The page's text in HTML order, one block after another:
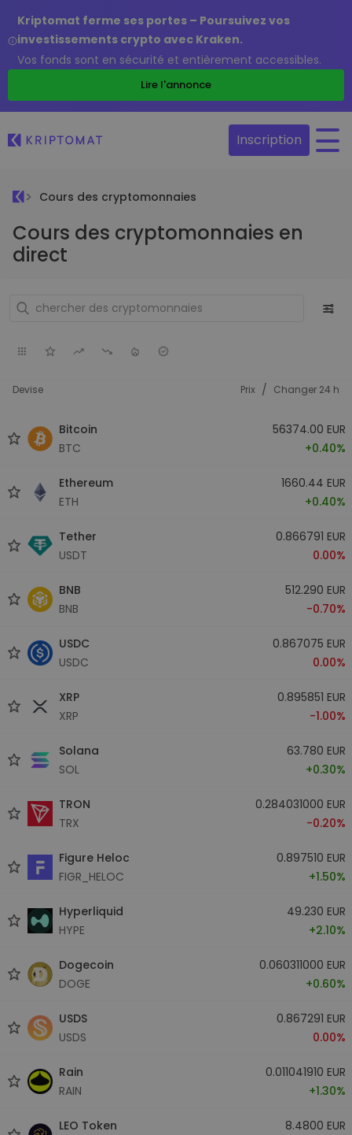
Kriptomat ferme ses portes – Poursuivez vos
investissements crypto avec Kraken.
Vos fonds sont en sécurité et entièrement accessibles.
Lire l'annonce
Inscription
Cours des cryptomonnaies
Cours des cryptomonnaies en
direct
Devise Prix / Changer 24 h
Bitcoin
BTC
56374.00 EUR
+0.40%
Ethereum
ETH
1660.44 EUR
+0.40%
Tether
USDT
0.866791 EUR
0.00%
BNB
BNB
512.290 EUR
-0.70%
USDC
USDC
0.867075 EUR
0.00%
XRP
XRP
0.895851 EUR
-1.00%
Solana
SOL
63.780 EUR
+0.30%
TRON
TRX
0.284031000 EUR
-0.20%
Figure Heloc
FIGR_HELOC
0.897510 EUR
+1.50%
Hyperliquid
HYPE
49.230 EUR
+2.10%
Dogecoin
DOGE
0.060311000 EUR
+0.60%
USDS
USDS
0.867291 EUR
0.00%
Rain
RAIN
0.011041910 EUR
+1.30%
LEO Token
8.4800 EUR